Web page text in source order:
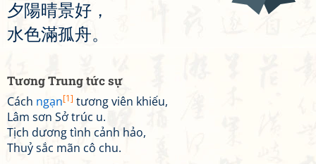
夕陽晴景好 ，
水色滿孤舟。
Tương Trung tức sự
Cách ngạn[1] tương viên khiếu,
Lâm sơn Sở trúc u.
Tịch dương tình cảnh hảo,
Thuỷ sắc mãn cô chu.